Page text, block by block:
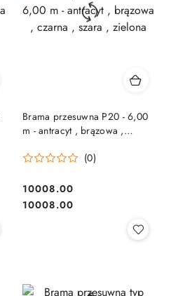
Brama przesuwna P20 - 6,00
m - antracyt , brązowa ,
(0)
Cena:
10008.00
Cena:
10008.00